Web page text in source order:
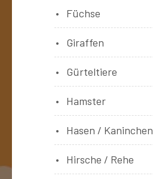
Füchse
Giraffen
Gürteltiere
Hamster
Hasen / Kaninchen
Hirsche / Rehe